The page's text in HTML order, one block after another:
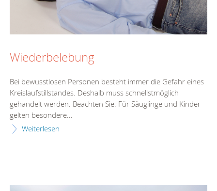
Wiederbelebung
Bei bewusstlosen Personen besteht immer die Gefahr eines
Kreislaufstillstandes. Deshalb muss schnellstmöglich
gehandelt werden. Beachten Sie: Für Säuglinge und Kinder
gelten besondere...
Weiterlesen